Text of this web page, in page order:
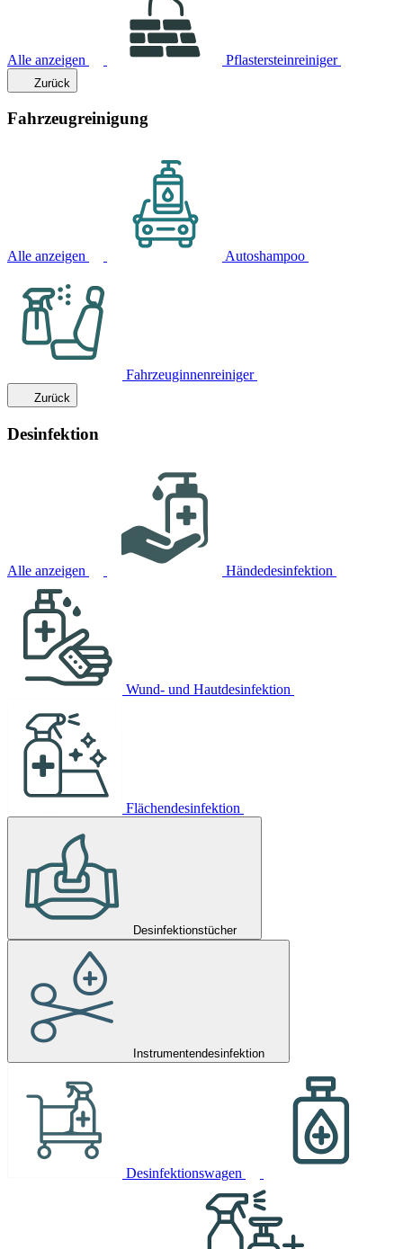
Alle anzeigen Pflastersteinreiniger
Zurück
Fahrzeugreinigung
Alle anzeigen Autoshampoo
Fahrzeuginnenreiniger
Zurück
Desinfektion
Alle anzeigen Händedesinfektion
Wund- und Hautdesinfektion
Flächendesinfektion
Desinfektionstücher
Instrumentendesinfektion
Desinfektionswagen